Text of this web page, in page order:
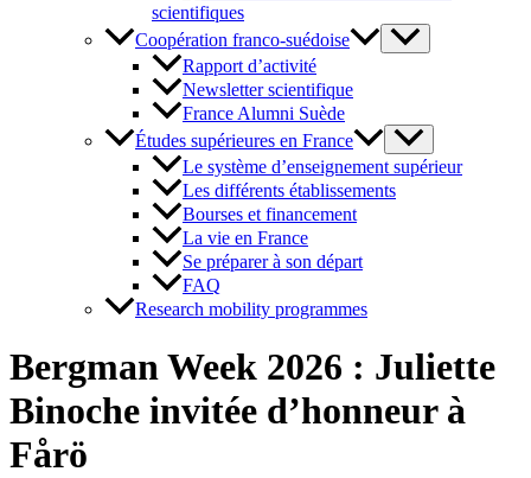
scientifiques
Coopération franco-suédoise
Rapport d’activité
Newsletter scientifique
France Alumni Suède
Études supérieures en France
Le système d’enseignement supérieur
Les différents établissements
Bourses et financement
La vie en France
Se préparer à son départ
FAQ
Research mobility programmes
Bergman Week 2026 : Juliette
Binoche invitée d’honneur à
Fårö